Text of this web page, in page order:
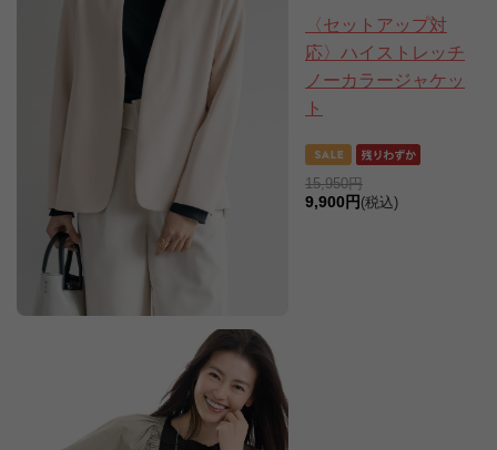
〈セットアップ対
応〉ハイストレッチ
ノーカラージャケッ
ト
15,950円
9,900円 (税込)